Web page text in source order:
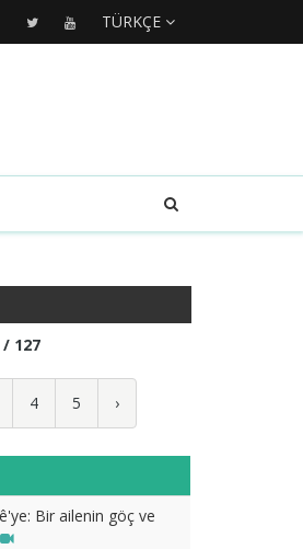
TÜRKÇE
127
4 5 ›
Bir ailenin göç ve